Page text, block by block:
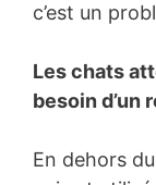
c’est un
Les chats
besoin d’un
En dehors